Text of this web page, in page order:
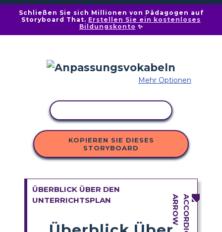
Schließen Sie sich Millionen von Pädagogen auf
Storyboard That. Erstellen Sie ein kostenloses
Bildungskonto ✨
Mehr Optionen
KOPIEREN SIE DIESES
STORYBOARD
ÜBERBLICK ÜBER DEN
UNTERRICHTSPLAN